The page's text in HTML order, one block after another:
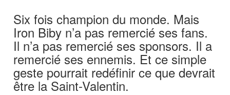
Six fois champion du monde. Mais
Iron Biby n’a pas remercié ses fans.
Il n’a pas remercié ses sponsors. Il a
remercié ses ennemis. Et ce simple
geste pourrait redéfinir ce que devrait
être la Saint-Valentin.